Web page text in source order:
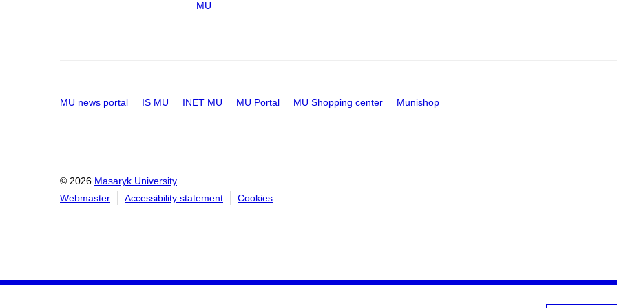
MU
MU news portal IS MU INET MU MU Portal MU Shopping center Munishop
© 2026 Masaryk University
Webmaster
Accessibility statement Cookies